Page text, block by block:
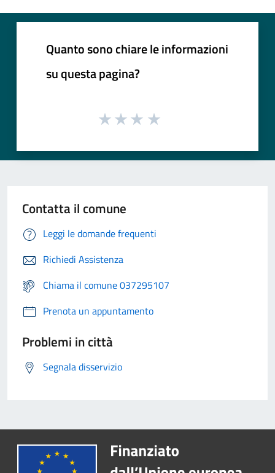
Quanto sono chiare le informazioni
su questa pagina?
Contatta il comune
Leggi le domande frequenti
Richiedi Assistenza
Chiama il comune 037295107
Prenota un appuntamento
Problemi in città
Segnala disservizio